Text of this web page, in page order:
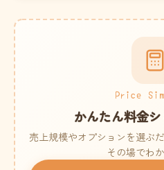
Price
かんたん料金
売上規模やオプションを選ぶ
その場でわ